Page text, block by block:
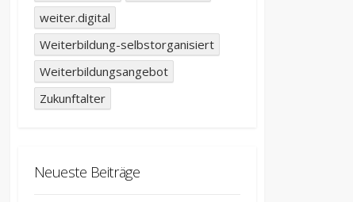
weiter.digital
Weiterbildung-selbstorganisiert
Weiterbildungsangebot
Zukunftalter
Neueste Beiträge